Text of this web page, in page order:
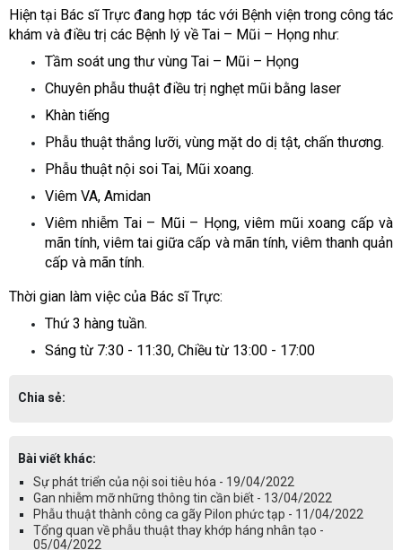
Hiện tại Bác sĩTrựcđang hợp tác với Bệnh viện trong công tác
khám và điều trị các Bệnh lý về Tai – Mũi – Họng như:
Tầm soát ung thư vùng Tai – Mũi – Họng
Chuyên phẫu thuật điều trị nghẹt mũi bằng laser
Khàn tiếng
Phẫu thuật thắng lưỡi, vùng mặt do dị tật, chấn thương.
Phẫu thuật nội soi Tai, Mũi xoang.
Viêm VA, Amidan
Viêm nhiễm Tai – Mũi – Họng, viêm mũi xoang cấp và
mãn tính, viêm tai giữa cấp và mãn tính, viêm thanh quản
cấp và mãn tính.
Thời gian làm việc của Bác sĩTrực:
Thứ 3 hàng tuần.
Sáng từ 7:30 - 11:30, Chiều từ 13:00 - 17:00
Chia sẻ:
Bài viết khác:
Sự phát triển của nội soi tiêu hóa - 19/04/2022
Gan nhiễm mỡ những thông tin cần biết - 13/04/2022
Phẫu thuật thành công ca gãy Pilon phức tạp - 11/04/2022
Tổng quan về phẫu thuật thay khớp háng nhân tạo -
05/04/2022